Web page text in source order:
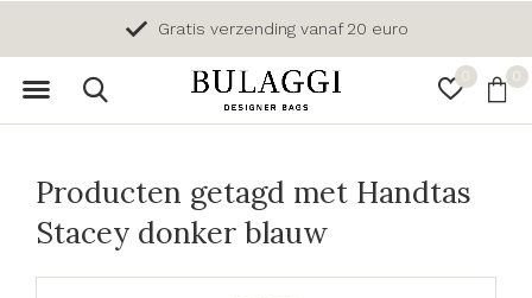
0 0
Gratis verzending vanaf 20 euro
Producten getagd met Handtas
Stacey donker blauw